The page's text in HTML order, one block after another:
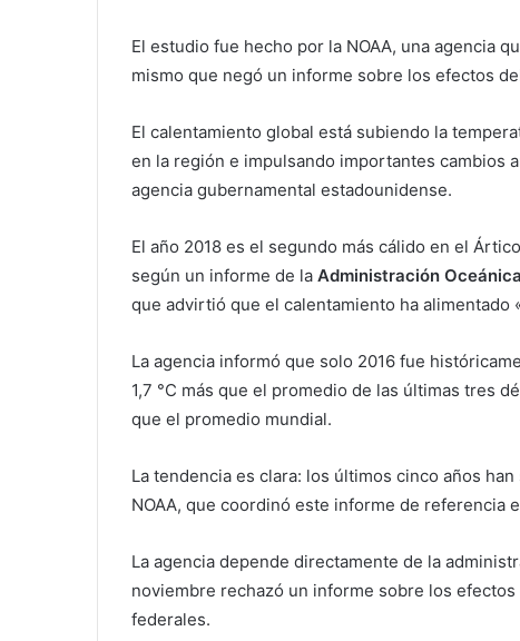
El estudio fue hecho por la NOAA, una agencia
mismo que negó un informe sobre los efectos
El calentamiento global está subiendo la
en la región e impulsando importantes cambios
agencia gubernamental estadounidense.
El año 2018 es el segundo más cálido en el
según un informe de la Administración
que advirtió que el calentamiento ha alimentado
La agencia informó que solo 2016 fue
1,7 °C más que el promedio de las últimas tres
que el promedio mundial.
La tendencia es clara: los últimos cinco años
NOAA, que coordinó este informe de referencia
La agencia depende directamente de la
noviembre rechazó un informe sobre los
federales.